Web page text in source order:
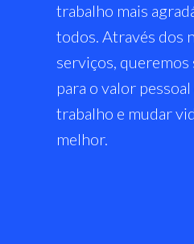
trabalho mais
todos. Através dos
serviços,
para o valor
trabalho e mudar
melhor.